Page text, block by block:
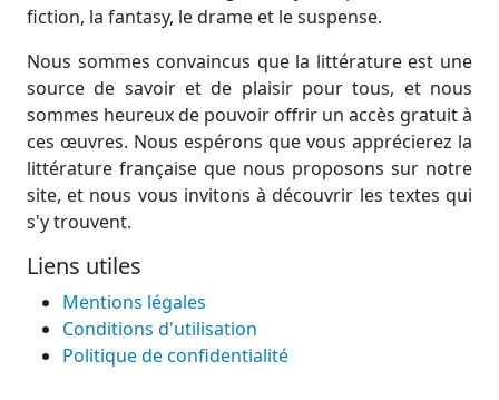
fiction, la fantasy, le drame et le suspense.
Nous sommes convaincus que la littérature est une
source de savoir et de plaisir pour tous, et nous
sommes heureux de pouvoir offrir un accès gratuit à
ces œuvres. Nous espérons que vous apprécierez la
littérature française que nous proposons sur notre
site, et nous vous invitons à découvrir les textes qui
s'y trouvent.
Liens utiles
Mentions légales
Conditions d'utilisation
Politique de confidentialité